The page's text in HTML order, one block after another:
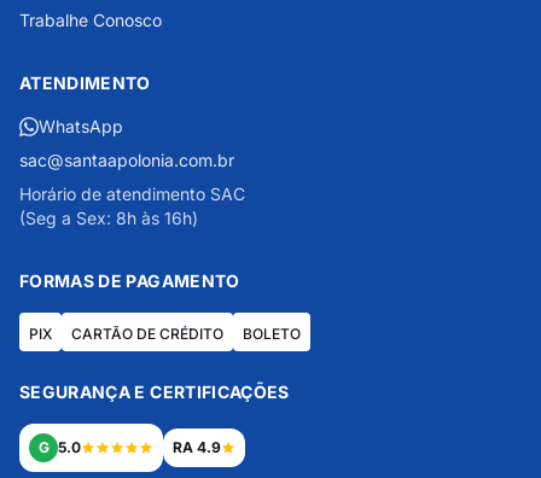
Trabalhe Conosco
ATENDIMENTO
WhatsApp
sac@santaapolonia.com.br
Horário de atendimento SAC
(Seg a Sex: 8h às 16h)
FORMAS DE PAGAMENTO
PIX CARTÃO DE CRÉDITO BOLETO
SEGURANÇA E CERTIFICAÇÕES
G 5.0 RA 4.9